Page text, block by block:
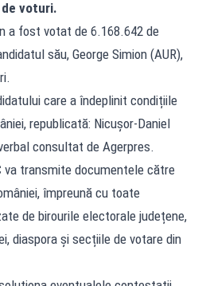
voturi.
a fost votat de 6.168.642 de
său, George Simion (AUR),
care a îndeplinit condițiile
republicată: Nicușor-Daniel
consultat de Agerpres.
va transmite documentele către
împreună cu toate
de birourile electorale județene,
diaspora și secțiile de votare din